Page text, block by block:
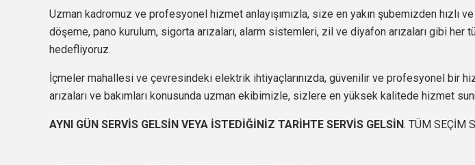
Uzman kadromuz ve profesyonel hizmet anlayışımızla, size en yakın şubemizden hızlı
döşeme, pano kurulum, sigorta arızaları, alarm sistemleri, zil ve diyafon arızaları gibi
hedefliyoruz.
İçmeler mahallesi ve çevresindeki elektrik ihtiyaçlarınızda, güvenilir ve profesyonel bir
arızaları ve bakımları konusunda uzman ekibimizle, sizlere en yüksek kalitede hizmet
AYNI GÜN SERVİS GELSİN VEYA İSTEDİĞİNİZ TARİHTE SERVİS GELSİN. TÜM SEÇİM